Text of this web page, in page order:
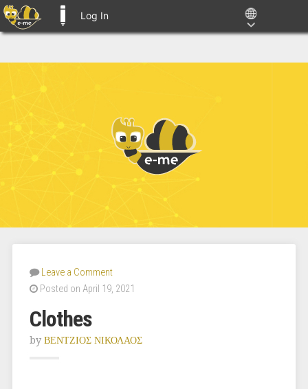
Log In
Leave a Comment
Posted on April 19, 2021
Clothes
by ΒΕΝΤΖΙΟΣ ΝΙΚΟΛΑΟΣ